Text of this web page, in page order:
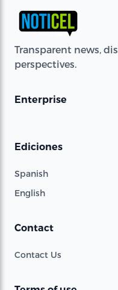
Transparent news,
perspectives.
Enterprise
Ediciones
Spanish
English
Contact
Contact Us